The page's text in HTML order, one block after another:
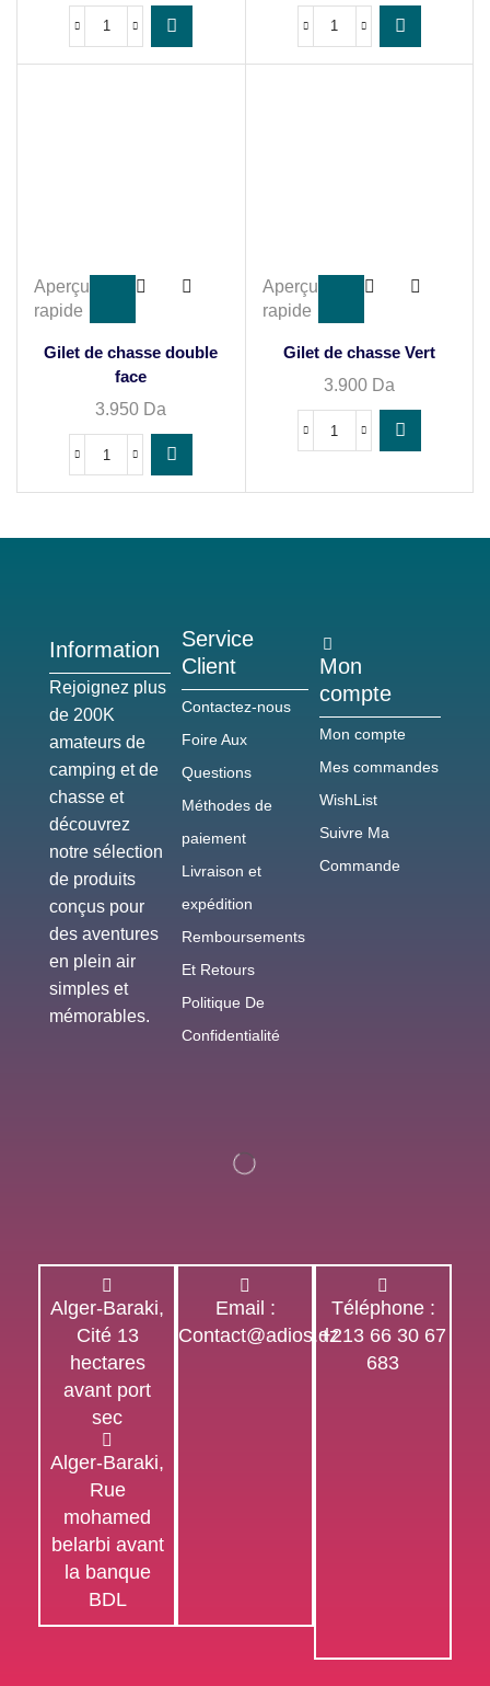
Aperçu
rapide
Gilet de chasse double
face
3.950 Da
Aperçu
rapide
Gilet de chasse Vert
3.900 Da
Information
Rejoignez plus
de 200K
amateurs de
camping et de
chasse et
découvrez
notre sélection
de produits
conçus pour
des aventures
en plein air
simples et
mémorables.
Service
Client
Contactez-nous
Foire Aux
Questions
Méthodes de
paiement
Livraison et
expédition
Remboursements
Et Retours
Politique De
Confidentialité
Mon
compte
Mon compte
Mes commandes
WishList
Suivre Ma
Commande
Alger-Baraki,
Cité 13
hectares
avant port
sec
Alger-Baraki,
Rue
mohamed
belarbi avant
la banque
BDL
Email :
Contact@adios.dz
Téléphone :
+213 66 30 67
683